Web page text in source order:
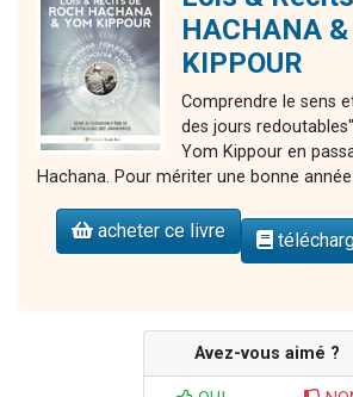
HACHANA &
KIPPOUR
Comprendre le sens
des jours
Yom Kippour en
Hachana. Pour mériter une bonne année
acheter ce livre
Avez-vous aimé ?